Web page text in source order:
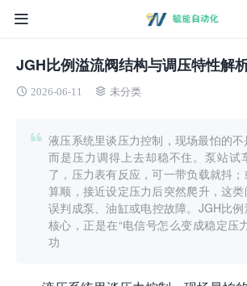
JGH比例溢流阀结构与调压特性解
2026-06-11 未分类
液压系统里谈压力控制，现场最怕的不
而是压力调得上去却稳不住。泵站试
了，压力表有反应，可一带负载就抖
算顺，接近设定压力后突然爬升，这
误判成泵、油缸或电控故障。JGH比
核心，正是在“电信号怎么变成稳定压
功